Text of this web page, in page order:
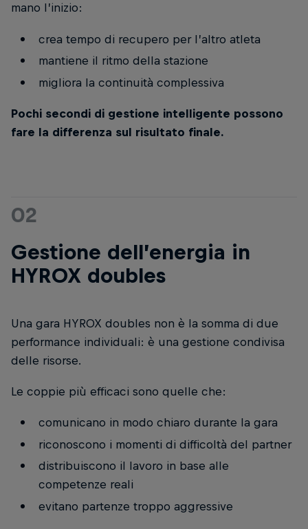
mano l’inizio:
crea tempo di recupero per l’altro atleta
mantiene il ritmo della stazione
migliora la continuità complessiva
Pochi secondi di gestione intelligente possono
fare la differenza sul risultato finale.
02
Gestione dell’energia in
HYROX doubles
Una gara HYROX doubles non è la somma di due
performance individuali: è una gestione condivisa
delle risorse.
Le coppie più efficaci sono quelle che:
comunicano in modo chiaro durante la gara
riconoscono i momenti di difficoltà del partner
distribuiscono il lavoro in base alle
competenze reali
evitano partenze troppo aggressive